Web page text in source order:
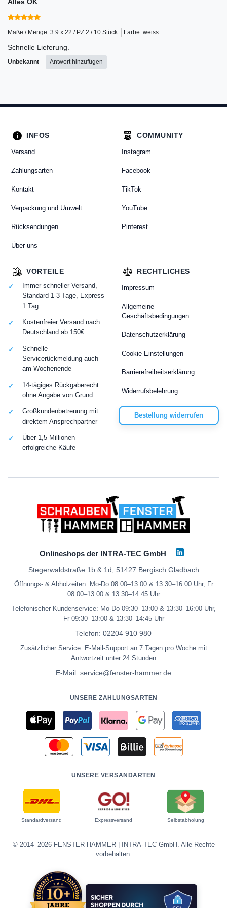
Maße / Menge: 3.9 x 22 / PZ 2 / 10 Stück Farbe: weiss
Schnelle Lieferung.
Unbekannt Antwort hinzufügen
INFOS
Versand
Zahlungsarten
Kontakt
Verpackung und Umwelt
Rücksendungen
Über uns
COMMUNITY
Instagram
Facebook
TikTok
YouTube
Pinterest
RECHTLICHES
Impressum
Allgemeine
Geschäftsbedingungen
Datenschutzerklärung
Cookie Einstellungen
Barrierefreiheitserklärung
Widerrufsbelehrung
Bestellung widerrufen
VORTEILE
Immer schneller Versand,
Standard 1-3 Tage, Express
1 Tag
Kostenfreier Versand nach
Deutschland ab 150€
Schnelle
Servicerückmeldung auch
am Wochenende
14-tägiges Rückgaberecht
ohne Angabe von Grund
Großkundenbetreuung mit
direktem Ansprechpartner
Über 1,5 Millionen
erfolgreiche Käufe
Onlineshops der INTRA-TEC GmbH
Stegerwaldstraße 1b & 1d, 51427 Bergisch Gladbach
Öffnungs- & Abholzeiten: Mo-Do 08:00–13:00 & 13:30–16:00 Uhr, Fr
08:00–13:00 & 13:30–14:45 Uhr
Telefonischer Kundenservice: Mo-Do 09:30–13:00 & 13:30–16:00 Uhr,
Fr 09:30–13:00 & 13:30–14:45 Uhr
Telefon: 02204 910 980
Zusätzlicher Service: E-Mail-Support an 7 Tagen pro Woche mit
Antwortzeit unter 24 Stunden
E-Mail: service@fenster-hammer.de
UNSERE ZAHLUNGSARTEN
UNSERE VERSANDARTEN
Standardversand Expressversand Selbstabholung
© 2014–2026 FENSTER-HAMMER | INTRA-TEC GmbH. Alle Rechte
vorbehalten.